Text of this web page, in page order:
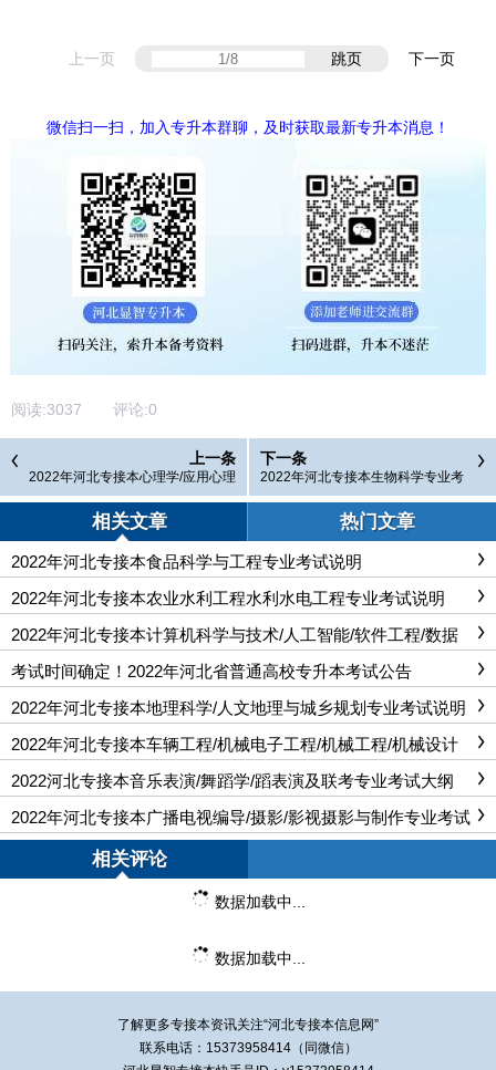
上一页 跳页 下一页
微信扫一扫，加入专升本群聊，及时获取最新专升本消息！
阅读:3037 评论:0
上一条
2022年河北专接本心理学/应用心理
下一条
2022年河北专接本生物科学专业考
相关文章 热门文章
2022年河北专接本食品科学与工程专业考试说明
2022年河北专接本农业水利工程水利水电工程专业考试说明
2022年河北专接本计算机科学与技术/人工智能/软件工程/数据
科学与大数据技术/网络工程/物联网工程/信息管理与信息系统专
业考试说明
考试时间确定！2022年河北省普通高校专升本考试公告
2022年河北专接本地理科学/人文地理与城乡规划专业考试说明
2022年河北专接本车辆工程/机械电子工程/机械工程/机械设计
制造及 其自动化/汽车服务工程专业考试大纲
2022河北专接本音乐表演/舞蹈学/蹈表演及联考专业考试大纲
2022年河北专接本广播电视编导/摄影/影视摄影与制作专业考试
说明
相关评论
数据加载中...
数据加载中...
了解更多专接本资讯关注“河北专接本信息网”
联系电话：15373958414（同微信）